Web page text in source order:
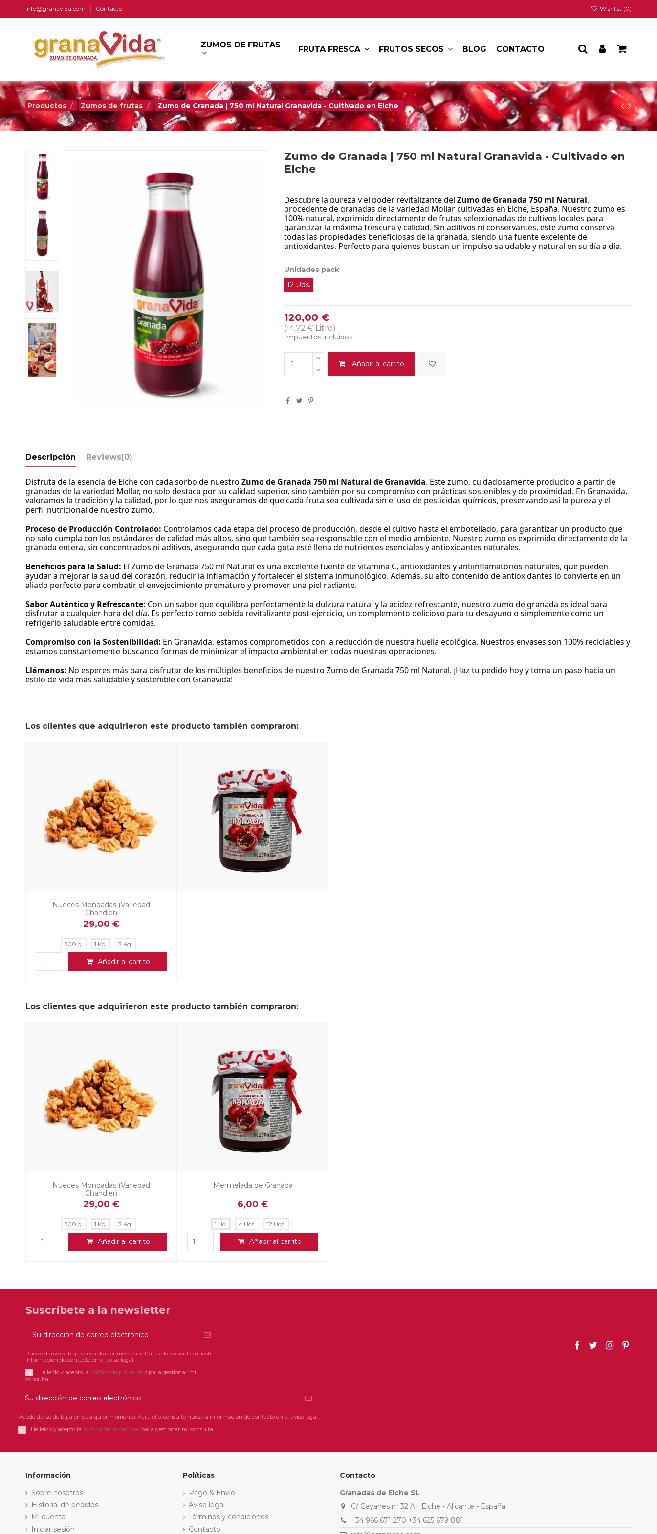
info@granavida.com Contacto Wishlist (0)
ZUMOS DE FRUTAS FRUTA FRESCA FRUTOS SECOS BLOG CONTACTO
Productos Zumos de frutas Zumo de Granada | 750 ml Natural Granavida - Cultivado en Elche
Zumo de Granada | 750 ml Natural Granavida - Cultivado en
Elche
Descubre la pureza y el poder revitalizante delZumo de Granada 750 ml Natural,
procedente de granadas de la variedad Mollar cultivadas en Elche, España. Nuestro zumo es
100% natural, exprimido directamente de frutas seleccionadas de cultivos locales para
garantizar la máxima frescura y calidad. Sin aditivos ni conservantes, este zumo conserva
todas las propiedades beneficiosas de la granada, siendo una fuente excelente de
antioxidantes. Perfecto para quienes buscan un impulso saludable y natural en su día a día.
Unidades pack
12 Uds.
120,00 €
(14,72 € Litro)
Impuestos incluidos
Añadir al carrito
Descripción Reviews(0)
Disfruta de la esencia de Elche con cada sorbo de nuestro Zumo de Granada 750 ml Natural de Granavida. Este zumo, cuidadosamente producido a partir de
granadas de la variedad Mollar, no solo destaca por su calidad superior, sino también por su compromiso con prácticas sostenibles y de proximidad. En Granavida,
valoramos la tradición y la calidad, por lo que nos aseguramos de que cada fruta sea cultivada sin el uso de pesticidas químicos, preservando así la pureza y el
perfil nutricional de nuestro zumo.
Proceso de Producción Controlado: Controlamos cada etapa del proceso de producción, desde el cultivo hasta el embotellado, para garantizar un producto que
no solo cumpla con los estándares de calidad más altos, sino que también sea responsable con el medio ambiente. Nuestro zumo es exprimido directamente de la
granada entera, sin concentrados ni aditivos, asegurando que cada gota esté llena de nutrientes esenciales y antioxidantes naturales.
Beneficios para la Salud: El Zumo de Granada 750 ml Natural es una excelente fuente de vitamina C, antioxidantes y antiinflamatorios naturales, que pueden
ayudar a mejorar la salud del corazón, reducir la inflamación y fortalecer el sistema inmunológico. Además, su alto contenido de antioxidantes lo convierte en un
aliado perfecto para combatir el envejecimiento prematuro y promover una piel radiante.
Sabor Auténtico y Refrescante: Con un sabor que equilibra perfectamente la dulzura natural y la acidez refrescante, nuestro zumo de granada es ideal para
disfrutar a cualquier hora del día. Es perfecto como bebida revitalizante post-ejercicio, un complemento delicioso para tu desayuno o simplemente como un
refrigerio saludable entre comidas.
Compromiso con la Sostenibilidad: En Granavida, estamos comprometidos con la reducción de nuestra huella ecológica. Nuestros envases son 100% reciclables y
estamos constantemente buscando formas de minimizar el impacto ambiental en todas nuestras operaciones.
Llámanos: No esperes más para disfrutar de los múltiples beneficios de nuestro Zumo de Granada 750 ml Natural. ¡Haz tu pedido hoy y toma un paso hacia un
estilo de vida más saludable y sostenible con Granavida!
Los clientes que adquirieron este producto también compraron:
Nueces Mondadas (Variedad
Chandler)
29,00 €
500 g. 1 Kg. 3 Kg.
Añadir al carrito
Los clientes que adquirieron este producto también compraron:
Nueces Mondadas (Variedad
Chandler)
29,00 €
500 g. 1 Kg. 3 Kg.
Añadir al carrito
Mermelada de Granada
6,00 €
1 Ud. 4 Uds. 12 Uds.
Añadir al carrito
Suscríbete a la newsletter
Puede darse de baja en cualquier momento. Para ello, consulte nuestra
información de contacto en el aviso legal.
He leído y acepto la política de privacidad para gestionar mi
consulta.
Puede darse de baja en cualquier momento. Para ello, consulte nuestra información de contacto en el aviso legal.
He leído y acepto la política de privacidad para gestionar mi consulta.
Información
Sobre nosotros
Historial de pedidos
Mi cuenta
Iniciar sesión
Políticas
Pago & Envío
Aviso legal
Términos y condiciones
Contacto
Contacto
Granadas de Elche SL
C/ Gayanes nº 32 A | Elche - Alicante - España
+34 966 671 270 +34 625 679 881